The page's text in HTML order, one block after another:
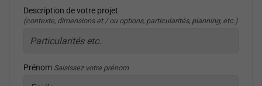
Description de votre projet
(contexte, dimensions et / ou options, particularités, planning, etc.)
Prénom Saisissez votre prénom